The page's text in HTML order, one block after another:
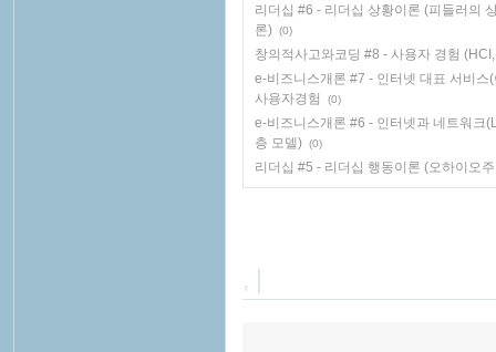
리더십 #6 - 리더십 상황이론 (피들러의
론) (0)
창의적사고와코딩 #8 - 사용자 경험
e-비즈니스개론 #7 - 인터넷 대표 서비스
사용자경험
(0)
e-비즈니스개론 #6 - 인터넷과 네트워크
층 모델) (0)
리더십 #5 - 리더십 행동이론 (오하이오
, |